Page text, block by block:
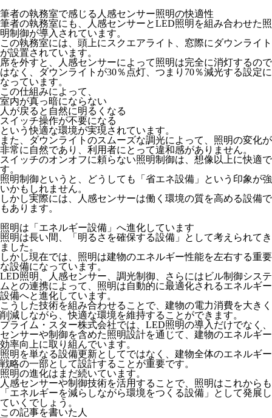
筆者の執務室で感じる人感センサー照明の快適性
筆者の執務室にも、人感センサーとLED照明を組み合わせた照
明制御が導入されています。
この執務室には、頭上にスクエアライト、窓際にダウンライト
が設置されています。
席を外すと、人感センサーによって照明は完全に消灯するので
はなく、ダウンライトが30％点灯、つまり 70％減光する設定に
なっています。
この仕組みによって、
室内が真っ暗にならない
人が戻ると自然に明るくなる
スイッチ操作が不要になる
という快適な環境が実現されています。
また、ダウンライトのスムーズな調光によって、 照明の変化が
非常に自然であり、利用者にとって違和感がありません。
スイッチのオンオフに頼らない照明制御は、想像以上に快適で
す。
照明制御というと、どうしても「省エネ設備」という印象が強
いかもしれません。
しかし実際には、
人感センサーは働く環境の質を高める設備で
もあります。
照明は「エネルギー設備」へ進化しています
照明は長い間、「明るさを確保する設備」として考えられてき
ました。
しかし現在では、照明は建物のエネルギー性能を左右する重要
な設備になっています。
LED照明、人感センサー、調光制御、さらにはビル制御システ
ムとの連携によって、 照明は自動的に最適化されるエネルギー
設備へと進化しています。
こうした技術を組み合わせることで、建物の電力消費を大きく
削減しながら、快適な環境を維持することができます。
プライム・スター株式会社では、LED照明の導入だけでなく、
センサーや制御を含めた照明設計を通じて、建物のエネルギー
効率向上に取り組んでいます。
照明を単なる設備更新としてではなく、建物全体のエネルギー
戦略の一部として設計することが重要です。
照明の進化はまだ続いています。
人感センサーや制御技術を活用することで、照明はこれからも
「エネルギーを減らしながら環境をつくる設備」として発展し
ていくでしょう。
この記事を書いた人